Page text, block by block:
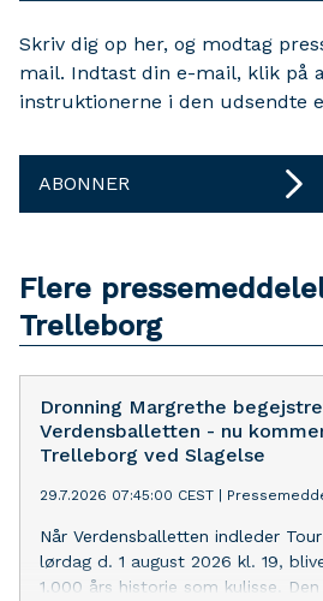
Skriv dig op her, og modtag
mail. Indtast din e-mail, klik på
instruktionerne i den udsendte
ABONNER
Flere
Trelleborg
Dronning Margrethe
Verdensballetten - nu
Trelleborg ved Slagelse
29.7.2026 07:45:00 CEST
Når Verdensballetten indleder
lørdag d. 1 august 2026 kl. 19,
1.000 års historie som kulisse. Den